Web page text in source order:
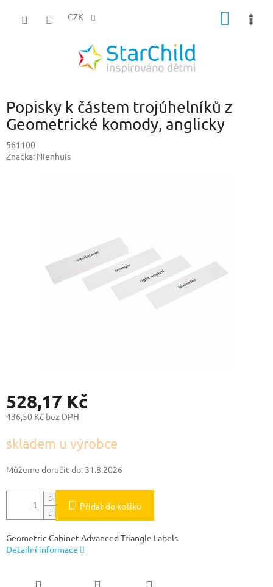
CZK
Popisky k částem trojúhelníků z
Geometrické komody, anglicky
561100
Značka: Nienhuis
528,17 Kč
436,50 Kč bez DPH
cena:
skladem u výrobce
Můžeme doručit do: 31.8.2026
Přidat do košíku
Geometric Cabinet Advanced Triangle Labels
Detailní informace